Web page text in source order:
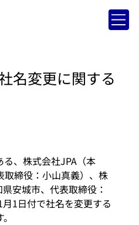
名変更に関する
、株式会社JPA（本
締役：小山真義）、株
安城市、代表取締役：
1日付で社名を変更する